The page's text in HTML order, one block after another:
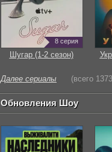
8 серия
Шугар (1-2 сезон)
Далее сериалы (всего
Обновления Шоу